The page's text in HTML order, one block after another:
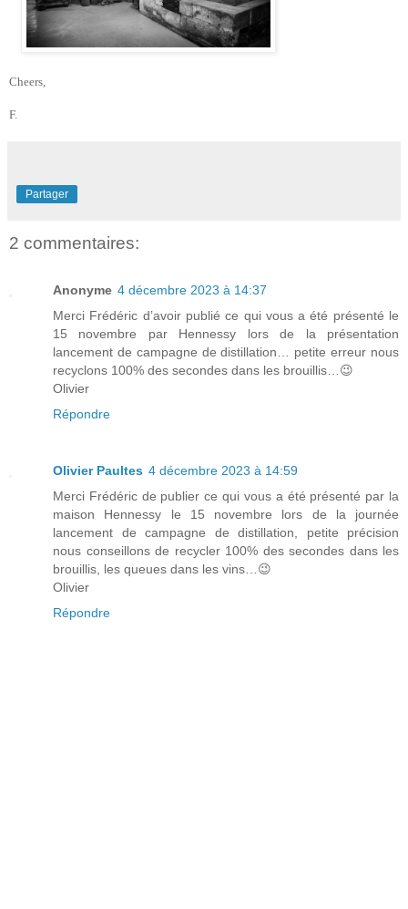
Cheers,
F.
Partager
2 commentaires:
Anonyme 4 décembre 2023 à 14:37
Merci Frédéric d’avoir publié ce qui vous a été présenté le
15 novembre par Hennessy lors de la présentation
lancement de campagne de distillation… petite erreur nous
recyclons 100% des secondes dans les brouillis…😉
Olivier
Répondre
Olivier Paultes 4 décembre 2023 à 14:59
Merci Frédéric de publier ce qui vous a été présenté par la
maison Hennessy le 15 novembre lors de la journée
lancement de campagne de distillation, petite précision
nous conseillons de recycler 100% des secondes dans les
brouillis, les queues dans les vins…😉
Olivier
Répondre